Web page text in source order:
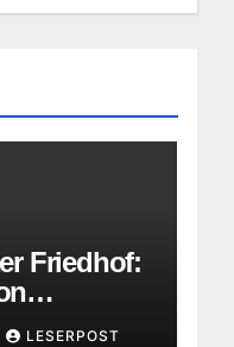
Friedhof:
Arbeiten
LESERPOST